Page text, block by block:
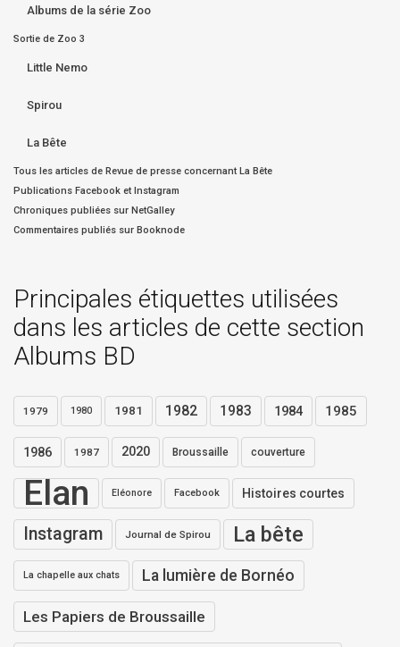
Albums de la série Zoo
Sortie de Zoo 3
Little Nemo
Spirou
La Bête
Tous les articles de Revue de presse concernant La Bête
Publications Facebook et Instagram
Chroniques publiées sur NetGalley
Commentaires publiés sur Booknode
Principales étiquettes utilisées
dans les articles de cette section
Albums BD
1979 1980 1981 1982 1983 1984 1985
1986 1987 2020 Broussaille couverture
Elan Eléonore Facebook Histoires courtes
Instagram Journal de Spirou La bête
La chapelle aux chats La lumière de Bornéo
Les Papiers de Broussaille